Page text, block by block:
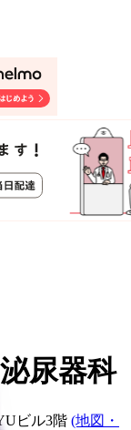
尿器科
ビル3階 (地図・